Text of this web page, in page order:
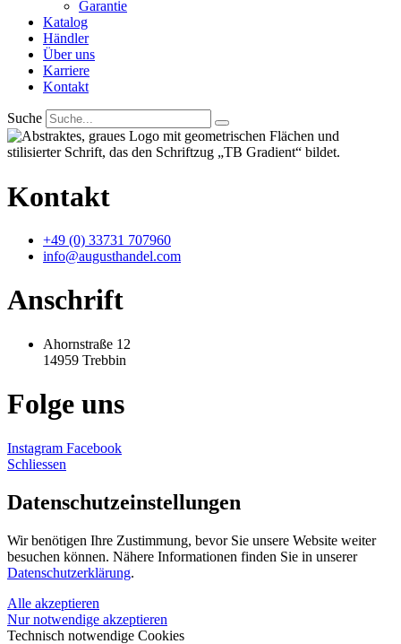
Garantie
Katalog
Händler
Über uns
Karriere
Kontakt
Suche
Kontakt
+49 (0) 33731 707960
info@augusthandel.com
Anschrift
Ahornstraße 12
14959 Trebbin
Folge uns
Instagram Facebook
Schliessen
Datenschutz­einstellungen
Wir benötigen Ihre Zustimmung, bevor Sie unsere Website weiter
besuchen können. Nähere Informationen finden Sie in unserer
Datenschutzerklärung.
Alle akzeptieren
Nur notwendige akzeptieren
Technisch notwendige Cookies